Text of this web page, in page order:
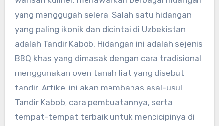
yang menggugah selera. Salah satu hidangan
yang paling ikonik dan dicintai di Uzbekistan
adalah Tandir Kabob. Hidangan ini adalah sejenis
BBQ khas yang dimasak dengan cara tradisional
menggunakan oven tanah liat yang disebut
tandir. Artikel ini akan membahas asal-usul
Tandir Kabob, cara pembuatannya, serta
tempat-tempat terbaik untuk mencicipinya di